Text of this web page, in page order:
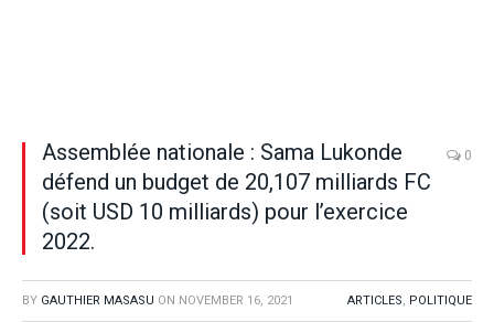
Assemblée nationale : Sama Lukonde
défend un budget de 20,107 milliards FC
(soit USD 10 milliards) pour l’exercice
2022.
0
BY GAUTHIER MASASU ON NOVEMBER 16, 2021 ARTICLES, POLITIQUE